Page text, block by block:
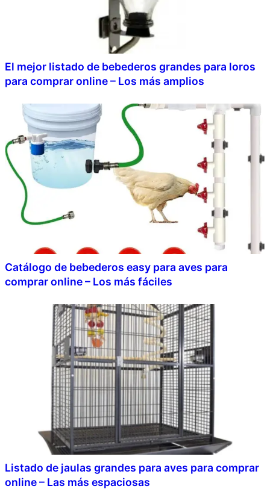
El mejor listado de bebederos grandes para loros
para comprar online – Los más amplios
Catálogo de bebederos easy para aves para
comprar online – Los más fáciles
Listado de jaulas grandes para aves para comprar
online – Las más espaciosas